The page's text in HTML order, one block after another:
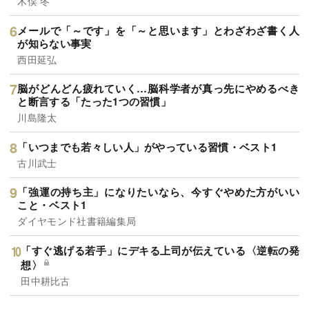
メールで「～です」を「～と思います」とわざわざ書く人
が知らない事実
西田延弘
脳がどんどん疲れていく…脳科学者が真っ先にやめるべき
と断言する「たった1つの習慣」
川島隆太
「いつまでも若々しい人」がやっている習慣・ベスト1
古川武士
「強運の持ち主」になりたいなら、今すぐやめた方がいい
こと・ベスト1
ダイヤモンド社書籍編集局
「すぐ逃げる若手」にデキる上司が伝えている〈逆転の発
想〉
田中耕比古